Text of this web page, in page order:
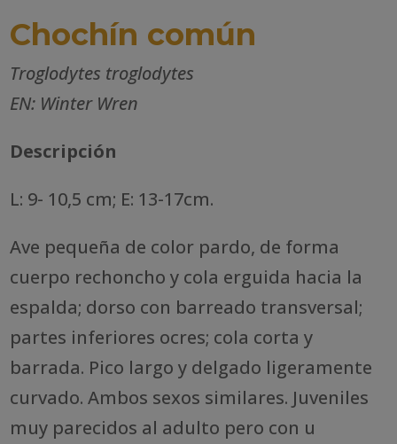
Chochín común
Troglodytes troglodytes
EN: Winter Wren
Descripción
L: 9- 10,5 cm; E: 13-17cm.
Ave pequeña de color pardo, de forma
cuerpo rechoncho y cola erguida hacia la
espalda; dorso con barreado transversal;
partes inferiores ocres; cola corta y
barrada. Pico largo y delgado ligeramente
curvado. Ambos sexos similares. Juveniles
muy parecidos al adulto pero con u